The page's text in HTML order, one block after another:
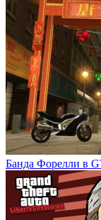
Банда Форелли в